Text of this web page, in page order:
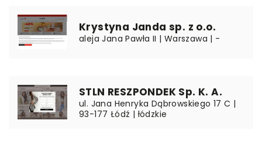
Krystyna Janda sp. z o.o.
aleja Jana Pawła II | Warszawa | -
STLN RESZPONDEK Sp. K. A.
ul. Jana Henryka Dąbrowskiego 17 C |
93-177 Łódź | łódzkie